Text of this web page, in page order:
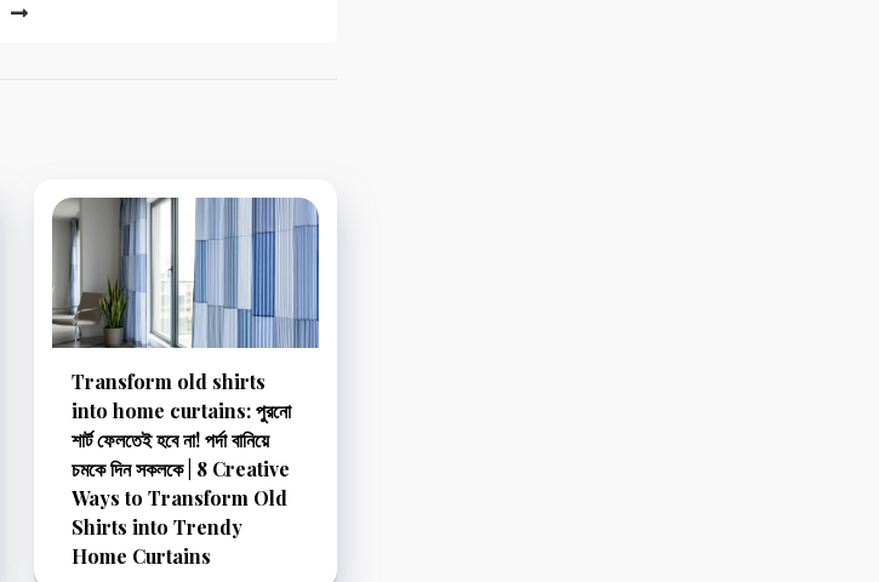
Transform old shirts
into home curtains: পুরনো
শার্ট ফেলতেই হবে না! পর্দা বানিয়ে
চমকে দিন সকলকে | 8 Creative
Ways to Transform Old
Shirts into Trendy
Home Curtains